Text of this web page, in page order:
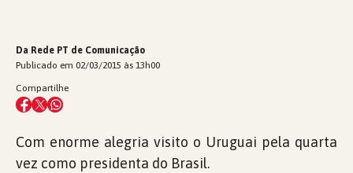
Da Rede PT de Comunicação
Publicado em 02/03/2015 às 13h00
Compartilhe
Com enorme alegria visito o Uruguai pela quarta
vez como presidenta do Brasil.